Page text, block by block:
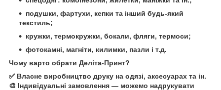
подушки, фартухи, кепки та інший будь-який
текстиль;
кружки, термокружки, бокали, фляги, термоси;
фотокамні, магніти, килимки, пазли і т.д.
Чому варто обрати Деліта-Принт?
✅ Власне виробництво друку на одязі, аксесуарах та ін.
🎨 Індивідуальні замовлення — можемо надрукувати